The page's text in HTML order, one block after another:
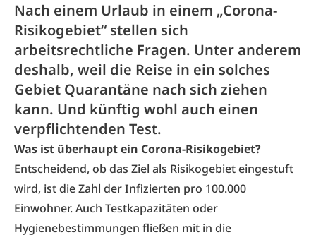
Nach einem Urlaub in einem „Corona-
Risikogebiet“ stellen sich
arbeitsrechtliche Fragen. Unter anderem
deshalb, weil die Reise in ein solches
Gebiet Quarantäne nach sich ziehen
kann. Und künftig wohl auch einen
verpflichtenden Test.
Was ist überhaupt ein Corona-Risikogebiet?
Entscheidend, ob das Ziel als Risikogebiet eingestuft
wird, ist die Zahl der Infizierten pro 100.000
Einwohner. Auch Testkapazitäten oder
Hygienebestimmungen fließen mit in die